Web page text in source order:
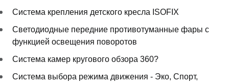
Система крепления детского кресла ISOFIX
Светодиодные передние противотуманные фары с
функцией освещения поворотов
Система камер кругового обзора 360?
Система выбора режима движения - Эко, Спорт,